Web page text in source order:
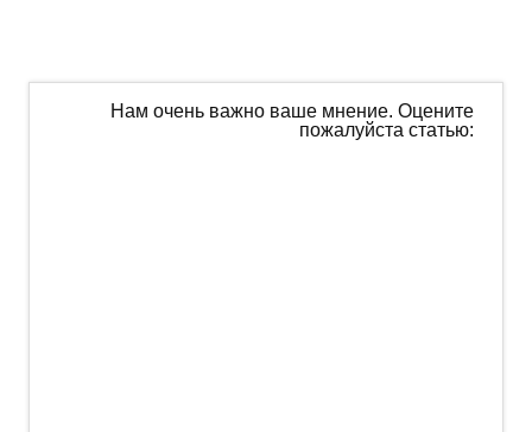
Нам очень важно ваше мнение. Оцените
пожалуйста статью: